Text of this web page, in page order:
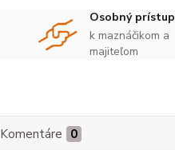
Osobný prístup
k maznáčikom a
majiteľom
Komentáre 0